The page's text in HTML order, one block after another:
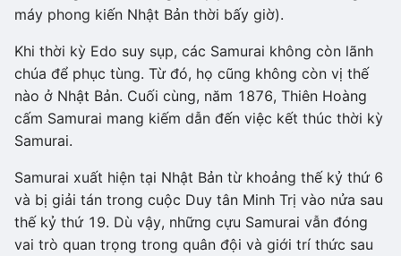
máy phong kiến Nhật Bản thời bấy giờ).
Khi thời kỳ Edo suy sụp, các Samurai không còn lãnh
chúa để phục tùng. Từ đó, họ cũng không còn vị thế
nào ở Nhật Bản. Cuối cùng, năm 1876, Thiên Hoàng
cấm Samurai mang kiếm dẫn đến việc kết thúc thời kỳ
Samurai.
Samurai xuất hiện tại Nhật Bản từ khoảng thế kỷ thứ 6
và bị giải tán trong cuộc Duy tân Minh Trị vào nửa sau
thế kỷ thứ 19. Dù vậy, những cựu Samurai vẫn đóng
vai trò quan trọng trong quân đội và giới trí thức sau